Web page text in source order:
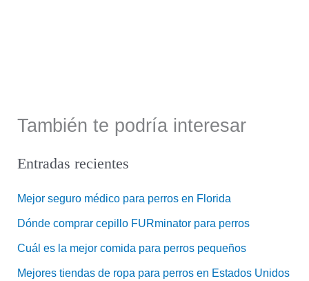
También te podría interesar
Entradas recientes
Mejor seguro médico para perros en Florida
Dónde comprar cepillo FURminator para perros
Cuál es la mejor comida para perros pequeños
Mejores tiendas de ropa para perros en Estados Unidos